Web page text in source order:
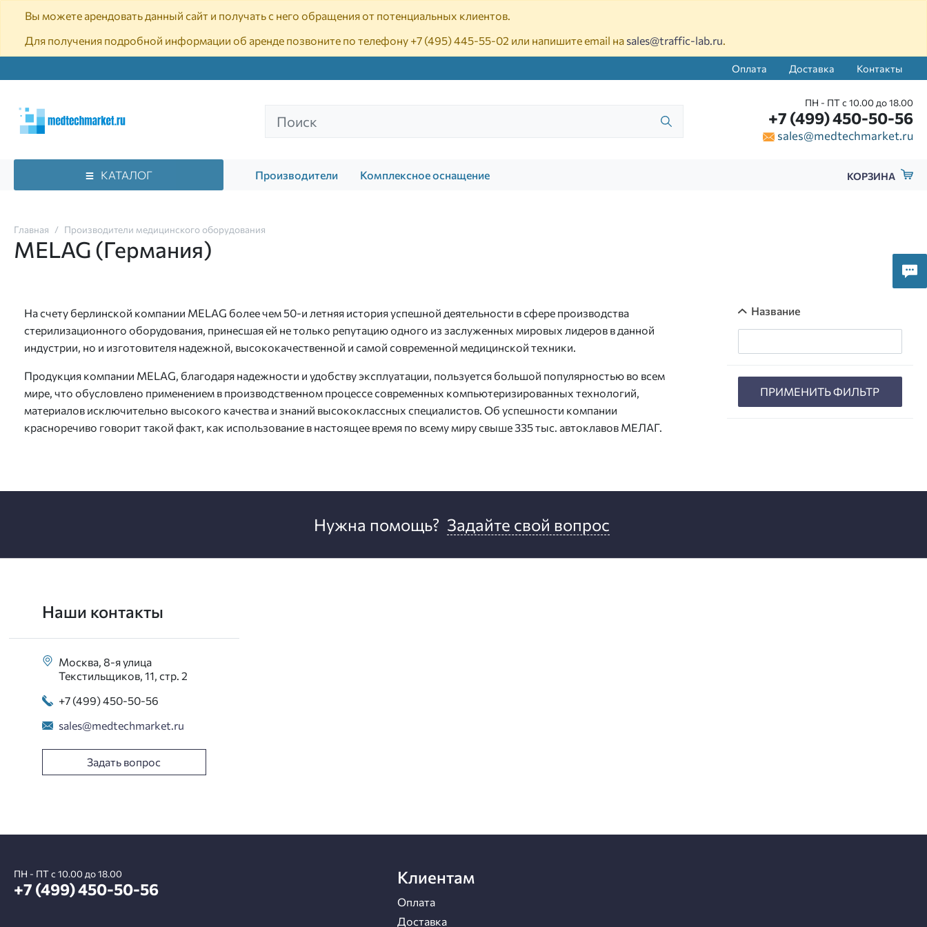
Вы можете арендовать данный сайт и получать с него обращения от потенциальных клиентов.
Для получения подробной информации об аренде позвоните по телефону +7 (495) 445-55-02 или напишите email на sales@traffic-lab.ru.
Оплата Доставка Контакты
ПН - ПТ с 10.00 до 18.00
+7 (499) 450-50-56
sales@medtechmarket.ru
КАТАЛОГ Производители Комплексное оснащение КОРЗИНА
Главная Производители медицинского оборудования
MELAG (Германия)
Название
ПРИМЕНИТЬ ФИЛЬТР
На счету берлинской компании MELAG более чем 50-и летняя история успешной деятельности в сфере производства
стерилизационного оборудования, принесшая ей не только репутацию одного из заслуженных мировых лидеров в данной
индустрии, но и изготовителя надежной, высококачественной и самой современной медицинской техники.
Продукция компании MELAG, благодаря надежности и удобству эксплуатации, пользуется большой популярностью во всем
мире, что обусловлено применением в производственном процессе современных компьютеризированных технологий,
материалов исключительно высокого качества и знаний высококлассных специалистов. Об успешности компании
красноречиво говорит такой факт, как использование в настоящее время по всему миру свыше 335 тыс. автоклавов МЕЛАГ.
Нужна помощь? Задайте свой вопрос
Наши контакты
Москва, 8-я улица
Текстильщиков, 11, стр. 2
+7 (499) 450-50-56
sales@medtechmarket.ru
Задать вопрос
ПН - ПТ с 10.00 до 18.00
+7 (499) 450-50-56
Клиентам
Оплата
Доставка